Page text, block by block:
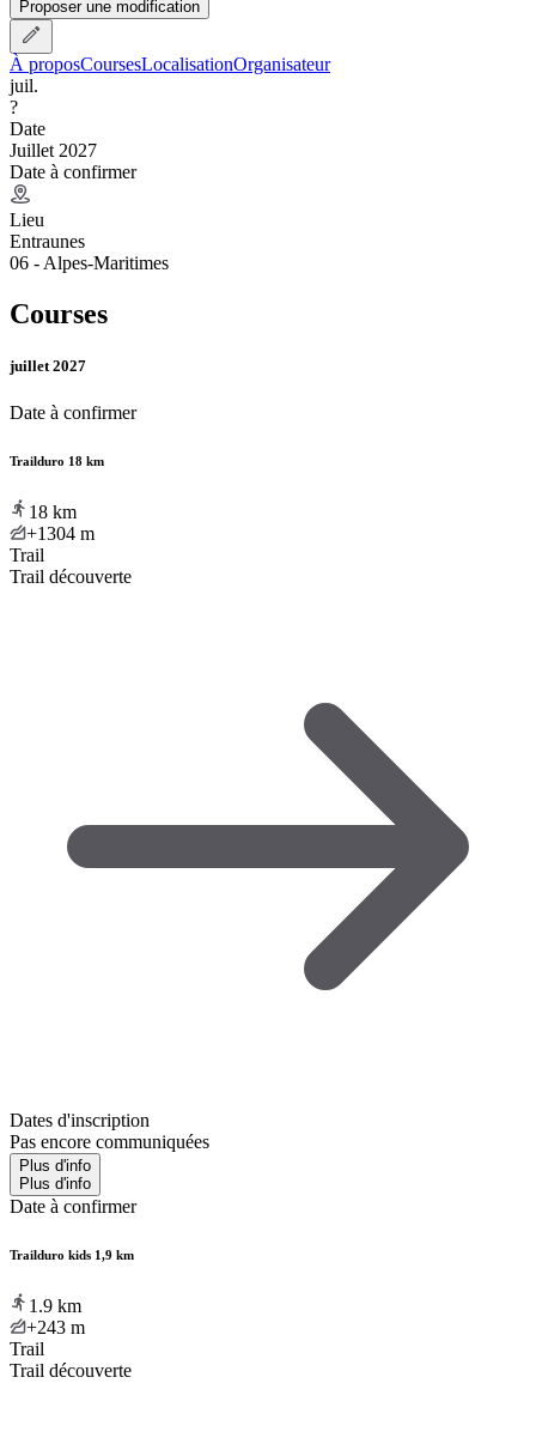
Proposer une modification
À proposCoursesLocalisationOrganisateur
juil.
?
Date
Juillet 2027
Date à confirmer
Lieu
Entraunes
06 - Alpes-Maritimes
Courses
juillet 2027
Date à confirmer
Trailduro 18 km
18 km
+1304 m
Trail
Trail découverte
Dates d'inscription
Pas encore communiquées
Plus d'info
Plus d'info
Date à confirmer
Trailduro kids 1,9 km
1.9 km
+243 m
Trail
Trail découverte